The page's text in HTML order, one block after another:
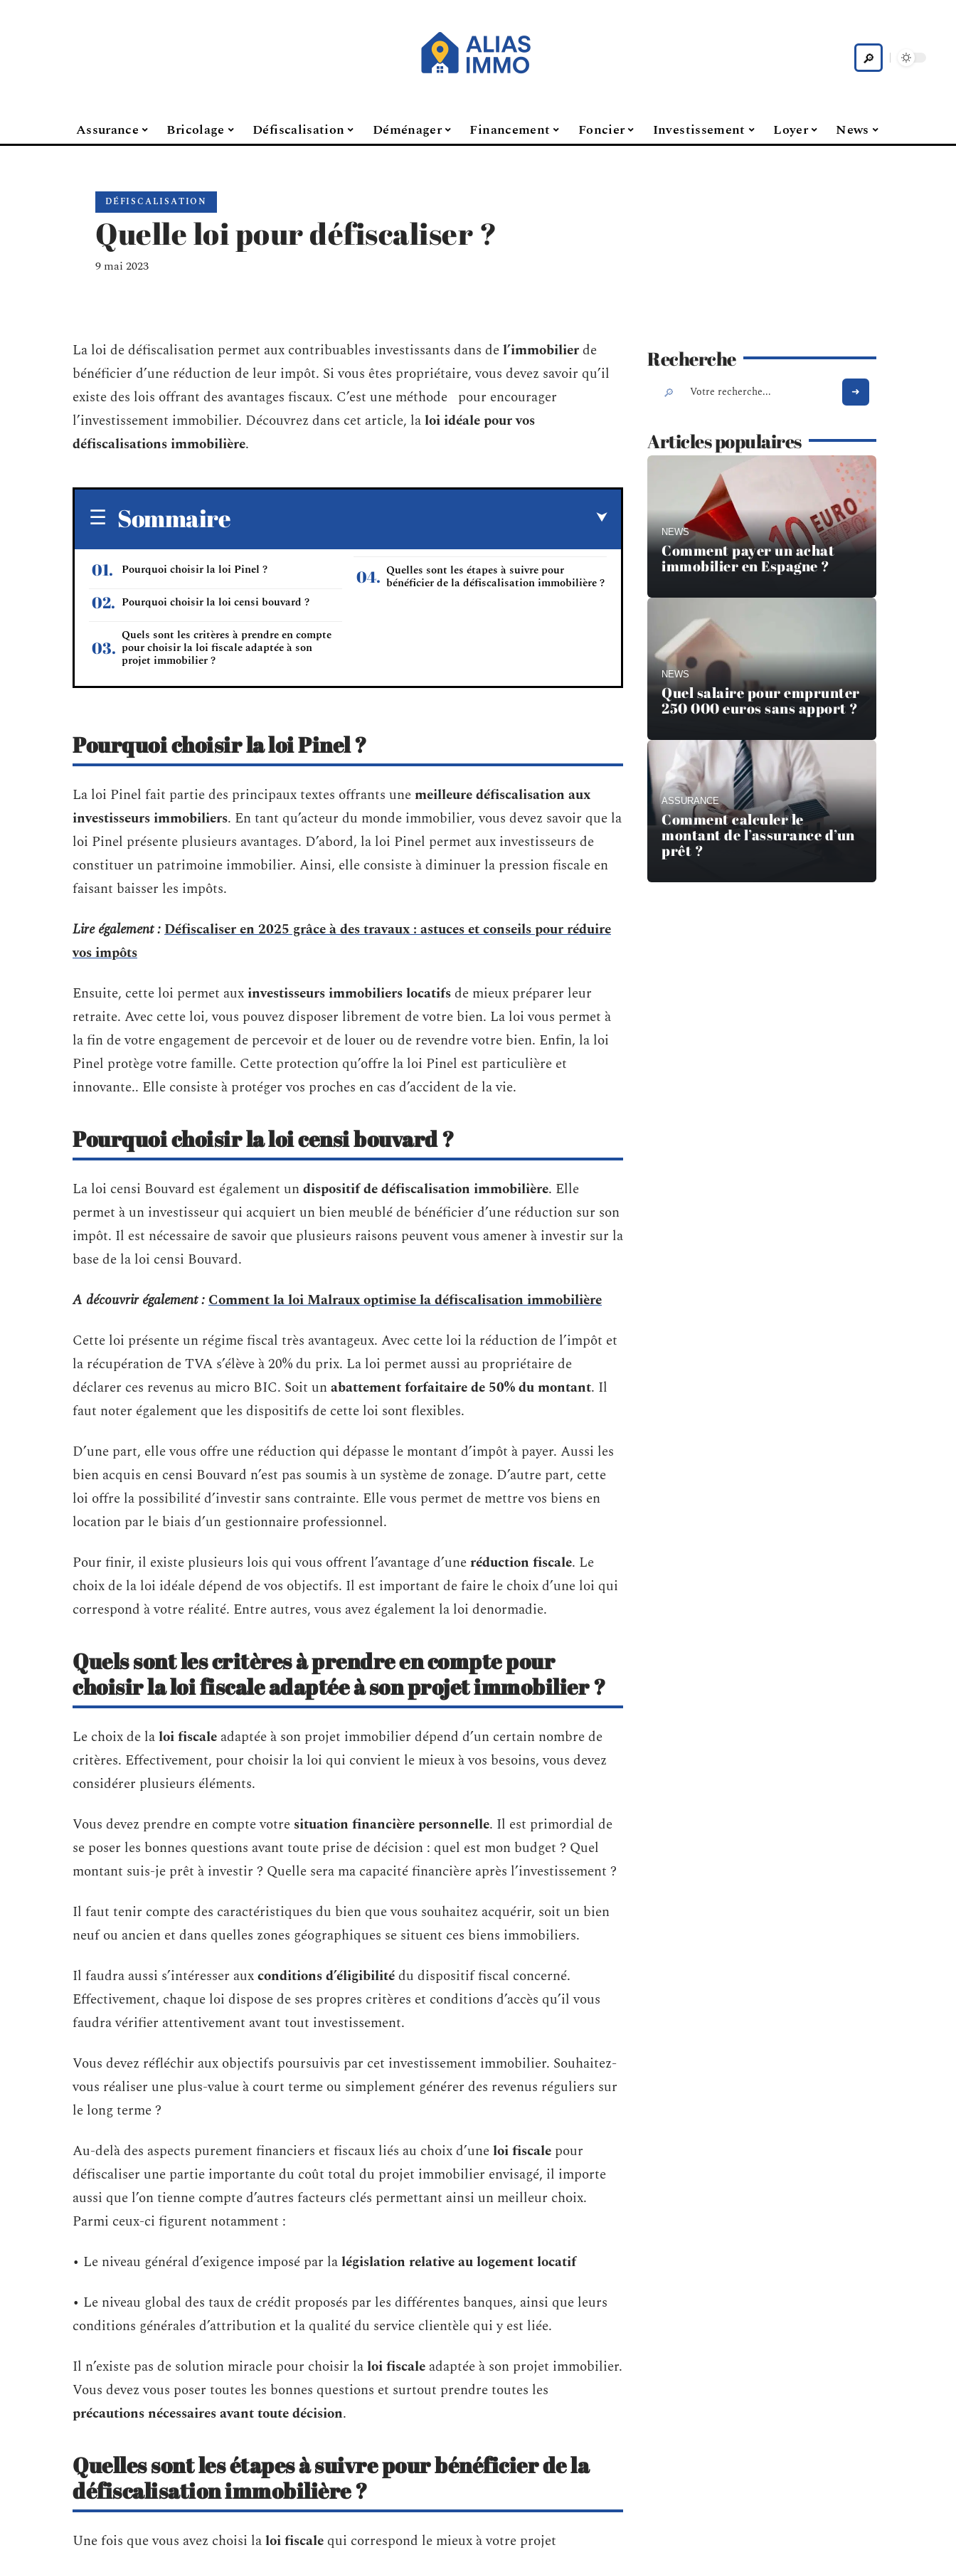
Assurance Bricolage Défiscalisation Déménager Financement Foncier Investissement Loyer News
DÉFISCALISATION
Quelle loi pour défiscaliser ?
9 mai 2023
La loi de défiscalisation permet aux contribuables investissants dans del’immobilierde
bénéficier d’une réduction de leur impôt. Si vous êtes propriétaire, vous devez savoir qu’il
existe des lois offrant des avantages fiscaux. C’est une méthode pour encourager
l’investissement immobilier. Découvrez dans cet article, laloi idéale pour vos
défiscalisations immobilière.
Sommaire
Pourquoi choisir la loi Pinel ?
Pourquoi choisir la loi censi bouvard ?
Quels sont les critères à prendre en compte
pour choisir la loi fiscale adaptée à son
projet immobilier ?
Quelles sont les étapes à suivre pour
bénéficier de la défiscalisation immobilière ?
Pourquoi choisir la loi Pinel ?
La loi Pinel fait partie des principaux textes offrants unemeilleure défiscalisation aux
investisseurs immobiliers. En tant qu’acteur du monde immobilier, vous devez savoir que la
loi Pinel présente plusieurs avantages. D’abord, la loi Pinel permet aux investisseurs de
constituer un patrimoine immobilier. Ainsi, elle consiste à diminuer la pression fiscale en
faisant baisser les impôts.
Lire également :Défiscaliser en 2025 grâce à des travaux : astuces et conseils pour réduire
vos impôts
Ensuite, cette loi permet auxinvestisseurs immobiliers locatifsde mieux préparer leur
retraite. Avec cette loi, vous pouvez disposer librement de votre bien. La loi vous permet à
la fin de votre engagement de percevoir et de louer ou de revendre votre bien. Enfin, la loi
Pinel protège votre famille. Cette protection qu’offre la loi Pinel est particulière et
innovante.. Elle consiste à protéger vos proches en cas d’accident de la vie.
Pourquoi choisir la loi censi bouvard ?
La loi censi Bouvard est également undispositif de défiscalisation immobilière. Elle
permet à un investisseur qui acquiert un bien meublé de bénéficier d’une réduction sur son
impôt. Il est nécessaire de savoir que plusieurs raisons peuvent vous amener à investir sur la
base de la loi censi Bouvard.
A découvrir également :Comment la loi Malraux optimise la défiscalisation immobilière
Cette loi présente un régime fiscal très avantageux. Avec cette loi la réduction de l’impôt et
la récupération de TVA s’élève à 20% du prix. La loi permet aussi au propriétaire de
déclarer ces revenus au micro BIC. Soit unabattement forfaitaire de 50% du montant. Il
faut noter également que les dispositifs de cette loi sont flexibles.
D’une part, elle vous offre une réduction qui dépasse le montant d’impôt à payer. Aussi les
bien acquis en censi Bouvard n’est pas soumis à un système de zonage. D’autre part, cette
loi offre la possibilité d’investir sans contrainte. Elle vous permet de mettre vos biens en
location par le biais d’un gestionnaire professionnel.
Pour finir, il existe plusieurs lois qui vous offrent l’avantage d’uneréduction fiscale. Le
choix de la loi idéale dépend de vos objectifs. Il est important de faire le choix d’une loi qui
correspond à votre réalité. Entre autres, vous avez également la loi denormadie.
Quels sont les critères à prendre en compte pour
choisir la loi fiscale adaptée à son projet immobilier ?
Le choix de laloi fiscale adaptée à son projet immobilier dépend d’un certain nombre de
critères. Effectivement, pour choisir la loi qui convient le mieux à vos besoins, vous devez
considérer plusieurs éléments.
Vous devez prendre en compte votre situation financière personnelle. Il est primordial de
se poser les bonnes questions avant toute prise de décision : quel est mon budget ? Quel
montant suis-je prêt à investir ? Quelle sera ma capacité financière après l’investissement ?
Il faut tenir compte des caractéristiques du bien que vous souhaitez acquérir, soit un bien
neuf ou ancien et dans quelles zones géographiques se situent ces biens immobiliers.
Il faudra aussi s’intéresser auxconditions d’éligibilitédu dispositif fiscal concerné.
Effectivement, chaque loi dispose de ses propres critères et conditions d’accès qu’il vous
faudra vérifier attentivement avant tout investissement.
Vous devez réfléchir aux objectifs poursuivis par cet investissement immobilier. Souhaitez-
vous réaliser une plus-value à court terme ou simplement générer des revenus réguliers sur
le long terme ?
Au-delà des aspects purement financiers et fiscaux liés au choix d’uneloi fiscale pour
défiscaliser une partie importante du coût total du projet immobilier envisagé, il importe
aussi que l’on tienne compte d’autres facteurs clés permettant ainsi un meilleur choix.
Parmi ceux-ci figurent notamment :
• Le niveau général d’exigence imposé par lalégislation relative au logement locatif
• Le niveau global des taux de crédit proposés par les différentes banques, ainsi que leurs
conditions générales d’attribution et la qualité du service clientèle qui y est liée.
Il n’existe pas de solution miracle pour choisir laloi fiscale adaptée à son projet immobilier.
Vous devez vous poser toutes les bonnes questions et surtout prendre toutes les
précautions nécessaires avant toute décision.
Quelles sont les étapes à suivre pour bénéficier de la
défiscalisation immobilière ?
Une fois que vous avez choisi laloi fiscale qui correspond le mieux à votre projet
Recherche
Articles populaires
NEWS
Comment payer un achat
immobilier en Espagne ?
NEWS
Quel salaire pour emprunter
250 000 euros sans apport ?
ASSURANCE
Comment calculer le
montant de l’assurance d’un
prêt ?